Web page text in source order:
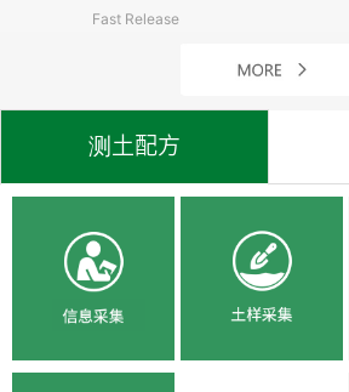
Fast Release
测土配方